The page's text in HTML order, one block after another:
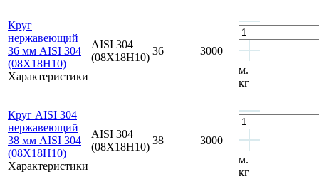
Круг
нержавеющий
36 мм AISI 304
(08Х18Н10)
Характеристики
AISI 304
(08Х18Н10)
36
3000
м.
кг
Круг AISI 304
нержавеющий
38 мм AISI 304
(08Х18Н10)
Характеристики
AISI 304
(08Х18Н10)
38
3000
м.
кг